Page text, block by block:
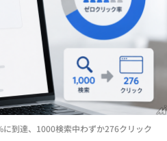
到達、1000検索中わずか276クリック